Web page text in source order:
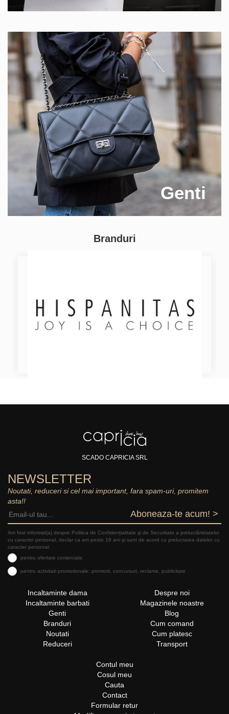
Genti
Branduri
SCADO CAPRICIA SRL
NEWSLETTER
Noutati, reduceri si cel mai important, fara spam-uri, promitem
asta!!
Aboneaza-te acum! >
Am fost informat(a) despre Politica de Confidențialitate şi de Securitate a prelucrăriidatelor
cu caracter personal, declar ca am peste 16 ani și sunt de acord cu prelucrarea datelor cu
caracter personal:
pentru ofertare comerciala
pentru activitati promotionale: promotii, concursuri, reclame, publicitate
Incaltaminte dama
Incaltaminte barbati
Genti
Branduri
Noutati
Reduceri
Despre noi
Magazinele noastre
Blog
Cum comand
Cum platesc
Transport
Contul meu
Cosul meu
Cauta
Contact
Formular retur